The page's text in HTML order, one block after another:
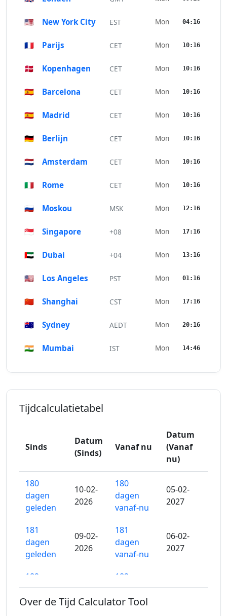
🇺🇸 New York City EST Mon 04:16
🇫🇷 Parijs CET Mon 10:16
🇩🇰 Kopenhagen CET Mon 10:16
🇪🇸 Barcelona CET Mon 10:16
🇪🇸 Madrid CET Mon 10:16
🇩🇪 Berlijn CET Mon 10:16
🇳🇱 Amsterdam CET Mon 10:16
🇮🇹 Rome CET Mon 10:16
🇷🇺 Moskou MSK Mon 12:16
🇸🇬 Singapore +08 Mon 17:16
🇦🇪 Dubai +04 Mon 13:16
🇺🇸 Los Angeles PST Mon 01:16
🇨🇳 Shanghai CST Mon 17:16
🇦🇺 Sydney AEDT Mon 20:16
🇮🇳 Mumbai IST Mon 14:46
Tijdcalculatietabel
Sinds
Datum
(Sinds)
Vanaf nu
Datum
(Vanaf
nu)
180
dagen
geleden
10-02-
2026
180
dagen
vanaf-nu
05-02-
2027
181
dagen
geleden
09-02-
2026
181
dagen
vanaf-nu
06-02-
2027
182
dagen
geleden
182
dagen
vanaf-nu
Over de Tijd Calculator Tool